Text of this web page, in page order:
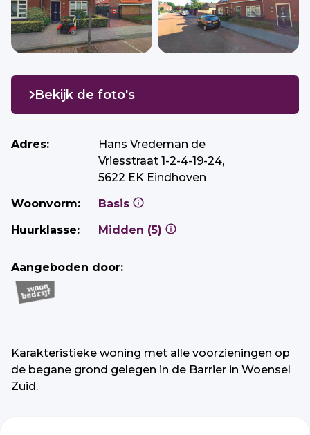
Adres:
Hans Vredeman de
Vriesstraat 1-2-4-19-24,
5622 EK Eindhoven
Woonvorm:
Basis
Huurklasse:
Midden (5)
Aangeboden door:
Bekijk de foto's
Karakteristieke woning met alle voorzieningen op
de begane grond gelegen in de Barrier in Woensel
Zuid.